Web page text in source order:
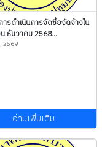
รดำเนินการจัดซื้อจัดจ้างใน
ธันวาคม 2568...
2569
อ่านเพิ่มเติม